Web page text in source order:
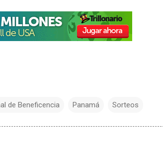
de Beneficencia Panamá Sorteos